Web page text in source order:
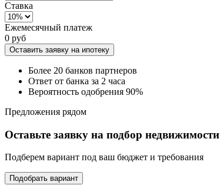
Ставка
Ежемесячный платеж
0 руб
Оставить заявку на ипотеку
Более 20 банков партнеров
Ответ от банка за 2 часа
Вероятность одобрения 90%
Предложения рядом
Оставьте заявку на подбор недвижимости
Подберем вариант под ваш бюджет и требования
Подобрать вариант